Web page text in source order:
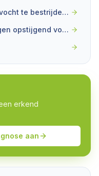
Wat is de prijs van opstijgend vocht te bestrijden? Wat mag je verwachten
doeltreffende behandeling tegen opstijgend vocht
erkend
aan